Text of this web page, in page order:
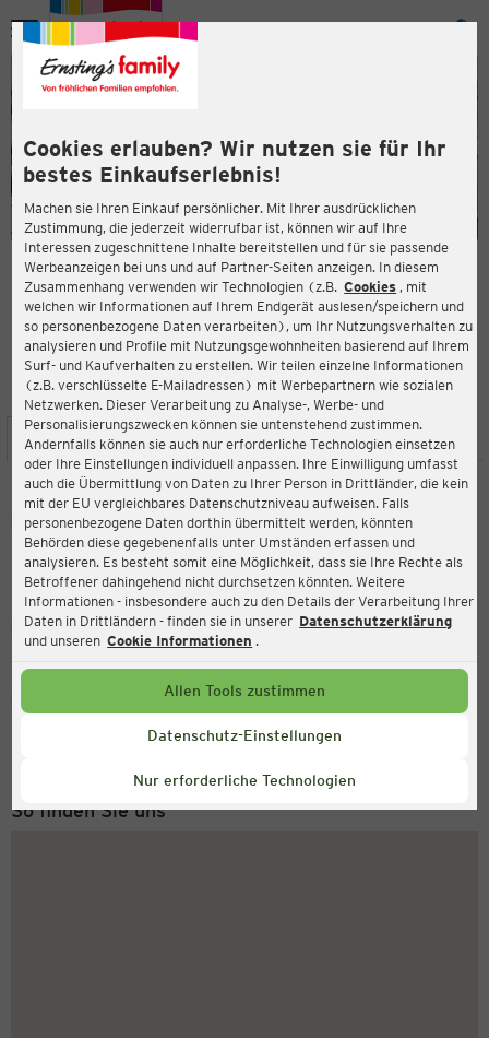
Cookies erlauben? Wir nutzen sie für Ihr
bestes Einkaufserlebnis!
Machen sie Ihren Einkauf persönlicher. Mit Ihrer ausdrücklichen
Zustimmung, die jederzeit widerrufbar ist, können wir auf Ihre
Interessen zugeschnittene Inhalte bereitstellen und für sie passende
Werbeanzeigen bei uns und auf Partner-Seiten anzeigen. In diesem
Zusammenhang verwenden wir Technologien (z.B. Cookies , mit
welchen wir Informationen auf Ihrem Endgerät auslesen/speichern und
so personenbezogene Daten verarbeiten), um Ihr Nutzungsverhalten zu
analysieren und Profile mit Nutzungsgewohnheiten basierend auf Ihrem
Surf- und Kaufverhalten zu erstellen. Wir teilen einzelne Informationen
(z.B. verschlüsselte E-Mailadressen) mit Werbepartnern wie sozialen
Netzwerken. Dieser Verarbeitung zu Analyse-, Werbe- und
Personalisierungszwecken können sie untenstehend zustimmen.
Andernfalls können sie auch nur erforderliche Technologien einsetzen
oder Ihre Einstellungen individuell anpassen. Ihre Einwilligung umfasst
auch die Übermittlung von Daten zu Ihrer Person in Drittländer, die kein
mit der EU vergleichbares Datenschutzniveau aufweisen. Falls
personenbezogene Daten dorthin übermittelt werden, könnten
Behörden diese gegebenenfalls unter Umständen erfassen und
analysieren. Es besteht somit eine Möglichkeit, dass sie Ihre Rechte als
Betroffener dahingehend nicht durchsetzen könnten. Weitere
Informationen - insbesondere auch zu den Details der Verarbeitung Ihrer
Daten in Drittländern - finden sie in unserer Datenschutzerklärung
und unseren Cookie Informationen .
Allen Tools zustimmen
Datenschutz-Einstellungen
Nur erforderliche Technologien
Menü
ERNSTING'S FAMILY FILIALE
Hausener Str. 2-6
56727 Mayen
4,4
Bewertung:
STANDORT SERVICES SORTIMENT AKTIONEN
Ernsting's family
Hausener Str. 2-6, 56727 Mayen
Aktuell:
Geschlossen
Service Hotline
+49 (0) 2546 / 98 999 98
So finden Sie uns